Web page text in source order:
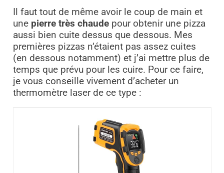
Il faut tout de même avoir le coup de main et
une pierre très chaudepour obtenir une pizza
aussi bien cuite dessus que dessous. Mes
premières pizzas n’étaient pas assez cuites
(en dessous notamment) et j’ai mettre plus de
temps que prévu pour les cuire. Pour ce faire,
je vous conseille vivement d’acheter un
thermomètre laser de ce type :